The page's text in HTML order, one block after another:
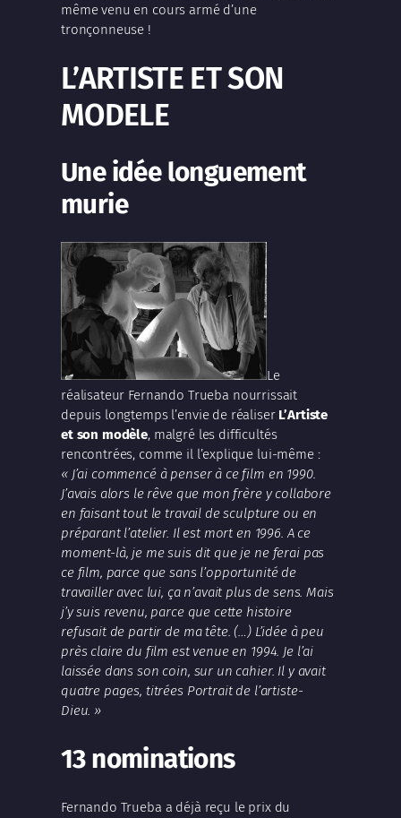
même venu en cours armé d’une
tronçonneuse !
L’ARTISTE ET SON
MODELE
Une idée longuement
murie
Le
réalisateur Fernando Trueba nourrissait
depuis longtemps l’envie de réaliser L’Artiste
et son modèle, malgré les difficultés
rencontrées, comme il l’explique lui-même :
« J’ai commencé à penser à ce film en 1990.
J’avais alors le rêve que mon frère y collabore
en faisant tout le travail de sculpture ou en
préparant l’atelier. Il est mort en 1996. A ce
moment-là, je me suis dit que je ne ferai pas
ce film, parce que sans l’opportunité de
travailler avec lui, ça n’avait plus de sens. Mais
j’y suis revenu, parce que cette histoire
refusait de partir de ma tête. (…) L’idée à peu
près claire du film est venue en 1994. Je l’ai
laissée dans son coin, sur un cahier. Il y avait
quatre pages, titrées Portrait de l’artiste-
Dieu. »
13 nominations
Fernando Trueba a déjà reçu le prix du